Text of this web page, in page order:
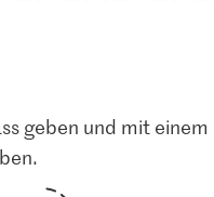
geben und mit